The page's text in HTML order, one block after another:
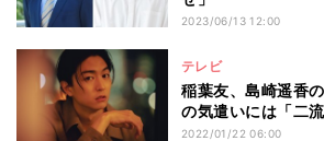
2023/06/13 12:00
テレビ
稲葉友、島崎遥香
の気遣いには「二
2022/01/22 06:00